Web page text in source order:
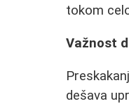
tokom
Važnost
dešava